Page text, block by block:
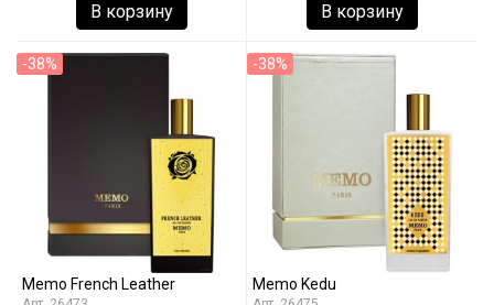
В корзину В корзину
-38%
Memo French Leather
-38%
Memo Kedu